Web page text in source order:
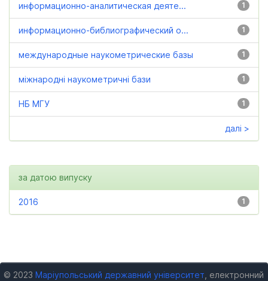
1
информационно-аналитическая деяте...
1
информационно-библиографический о...
1
международные наукометрические базы
1
міжнародні наукометричні бази
1
НБ МГУ
далі >
за датою випуску
1
2016
© 2023 Маріупольський державний університет , електронний